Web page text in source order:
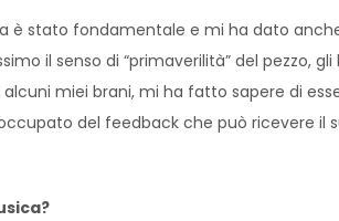
è stato fondamentale e mi ha dato
il senso di “primaverilità” del pezzo,
miei brani, mi ha fatto sapere di
del feedback che può ricevere il